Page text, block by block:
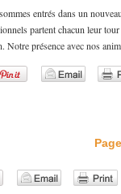
entrés dans un
partent chacun leur
Notre présence avec nos